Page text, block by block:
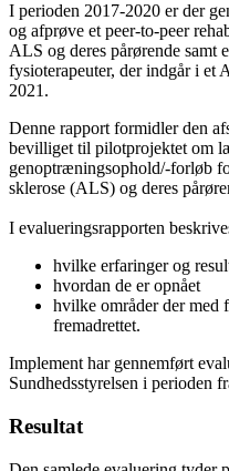
I perioden 2017-2020 er der
og afprøve et peer-to-peer
ALS og deres pårørende samt
fysioterapeuter, der indgår i et
2021.
Denne rapport formidler den
bevilliget til pilotprojektet om
genoptræningsophold/-forløb
sklerose (ALS) og deres
I evalueringsrapporten
hvilke erfaringer og
hvordan de er opnået
hvilke områder der med
fremadrettet.
Implement har gennemført
Sundhedsstyrelsen i perioden
Resultat